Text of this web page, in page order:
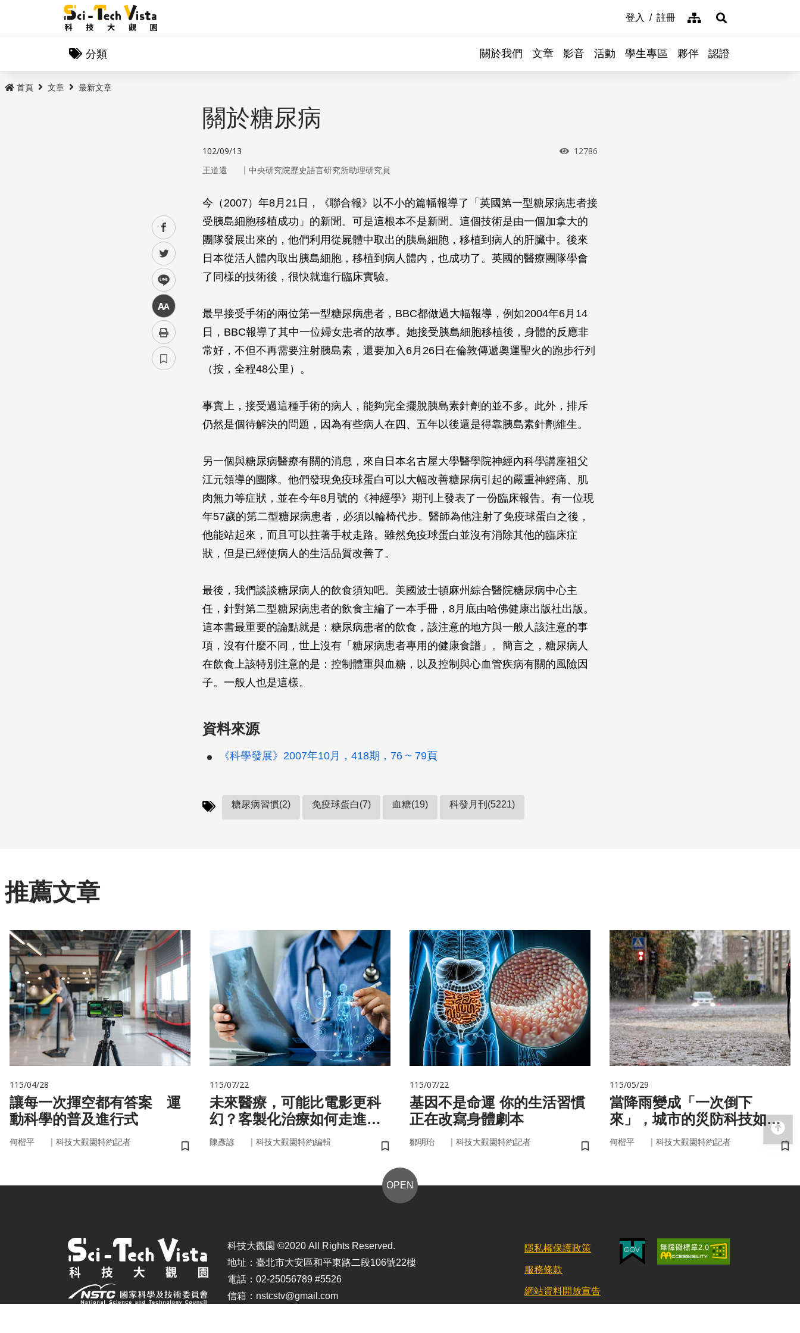
登入 註冊 網站導覽展開搜尋
分類 關於我們 文章 影音 活動 學生專區 夥伴 認證
首頁 文章 最新文章
facebook
twitter
line
中
關於糖尿病
102/09/13 瀏覽次數
12786
王道還 ｜ 中央研究院歷史語言研究所助理研究員
今（2007）年8月21日，《聯合報》以不小的篇幅報導了「英國第一型糖尿病患者接
受胰島細胞移植成功」的新聞。可是這根本不是新聞。這個技術是由一個加拿大的
團隊發展出來的，他們利用從屍體中取出的胰島細胞，移植到病人的肝臟中。後來
日本從活人體內取出胰島細胞，移植到病人體內，也成功了。英國的醫療團隊學會
了同樣的技術後，很快就進行臨床實驗。
最早接受手術的兩位第一型糖尿病患者，BBC都做過大幅報導，例如2004年6月14
日，BBC報導了其中一位婦女患者的故事。她接受胰島細胞移植後，身體的反應非
常好，不但不再需要注射胰島素，還要加入6月26日在倫敦傳遞奧運聖火的跑步行列
（按，全程48公里）。
事實上，接受過這種手術的病人，能夠完全擺脫胰島素針劑的並不多。此外，排斥
仍然是個待解決的問題，因為有些病人在四、五年以後還是得靠胰島素針劑維生。
另一個與糖尿病醫療有關的消息，來自日本名古屋大學醫學院神經內科學講座祖父
江元領導的團隊。他們發現免疫球蛋白可以大幅改善糖尿病引起的嚴重神經痛、肌
肉無力等症狀，並在今年8月號的《神經學》期刊上發表了一份臨床報告。有一位現
年57歲的第二型糖尿病患者，必須以輪椅代步。醫師為他注射了免疫球蛋白之後，
他能站起來，而且可以拄著手杖走路。雖然免疫球蛋白並沒有消除其他的臨床症
狀，但是已經使病人的生活品質改善了。
最後，我們談談糖尿病人的飲食須知吧。美國波士頓麻州綜合醫院糖尿病中心主
任，針對第二型糖尿病患者的飲食主編了一本手冊，8月底由哈佛健康出版社出版。
這本書最重要的論點就是：糖尿病患者的飲食，該注意的地方與一般人該注意的事
項，沒有什麼不同，世上沒有「糖尿病患者專用的健康食譜」。簡言之，糖尿病人
在飲食上該特別注意的是：控制體重與血糖，以及控制與心血管疾病有關的風險因
子。一般人也是這樣。
資料來源
《科學發展》2007年10月，418期，76 ~ 79頁
糖尿病習慣(2) 免疫球蛋白(7) 血糖(19) 科發月刊(5221)
推薦文章
115/04/28
讓每一次揮空都有答案 運
動科學的普及進行式
何楷平 ｜ 科技大觀園特約記者
儲存書籤
115/07/22
未來醫療，可能比電影更科
幻？客製化治療如何走進真
實世界
陳彥諺 ｜ 科技大觀園特約編輯
儲存書籤
115/07/22
基因不是命運 你的生活習慣
正在改寫身體劇本
鄒明珆 ｜ 科技大觀園特約記者
儲存書籤
115/05/29
當降雨變成「一次倒下
來」，城市的災防科技如何
即時應變？
何楷平 ｜ 科技大觀園特約記者
儲
OPEN
科技大觀園 ©2020 All Rights Reserved.
地址：臺北市大安區和平東路二段106號22樓
電話：02-25056789 #5526
信箱：nstcstv@gmail.com
隱私權保護政策
服務條款
網站資料開放宣告